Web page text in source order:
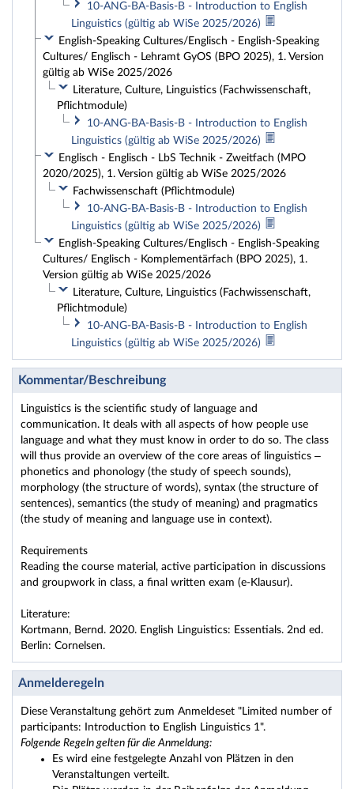
10-ANG-BA-Basis-B - Introduction to English
Linguistics (gültig ab WiSe 2025/2026)
English-Speaking Cultures/Englisch - English-Speaking
Cultures/ Englisch - Lehramt GyOS (BPO 2025), 1. Version
gültig ab WiSe 2025/2026
Literature, Culture, Linguistics (Fachwissenschaft,
Pflichtmodule)
10-ANG-BA-Basis-B - Introduction to English
Linguistics (gültig ab WiSe 2025/2026)
Englisch - Englisch - LbS Technik - Zweitfach (MPO
2020/2025), 1. Version gültig ab WiSe 2025/2026
Fachwissenschaft (Pflichtmodule)
10-ANG-BA-Basis-B - Introduction to English
Linguistics (gültig ab WiSe 2025/2026)
English-Speaking Cultures/Englisch - English-Speaking
Cultures/ Englisch - Komplementärfach (BPO 2025), 1.
Version gültig ab WiSe 2025/2026
Literature, Culture, Linguistics (Fachwissenschaft,
Pflichtmodule)
10-ANG-BA-Basis-B - Introduction to English
Linguistics (gültig ab WiSe 2025/2026)
Kommentar/Beschreibung
Linguistics is the scientific study of language and
communication. It deals with all aspects of how people use
language and what they must know in order to do so. The class
will thus provide an overview of the core areas of linguistics –
phonetics and phonology (the study of speech sounds),
morphology (the structure of words), syntax (the structure of
sentences), semantics (the study of meaning) and pragmatics
(the study of meaning and language use in context).
Requirements
Reading the course material, active participation in discussions
and groupwork in class, a final written exam (e-Klausur).
Literature:
Kortmann, Bernd. 2020. English Linguistics: Essentials. 2nd ed.
Berlin: Cornelsen.
Anmelderegeln
Diese Veranstaltung gehört zum Anmeldeset "Limited number of
participants: Introduction to English Linguistics 1".
Folgende Regeln gelten für die Anmeldung:
Es wird eine festgelegte Anzahl von Plätzen in den
Veranstaltungen verteilt.